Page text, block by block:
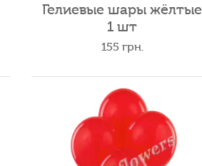
Гелиевые шары жёлтые
1 шт
155 грн.